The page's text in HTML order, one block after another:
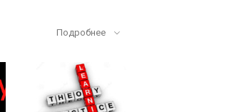
Подробнее